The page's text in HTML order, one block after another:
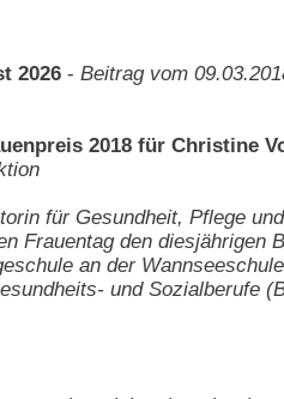
2026 - Beitrag vom
2018 für Christine
für Gesundheit, Pflege
Frauentag den diesjährigen
an der
und Sozialberufe